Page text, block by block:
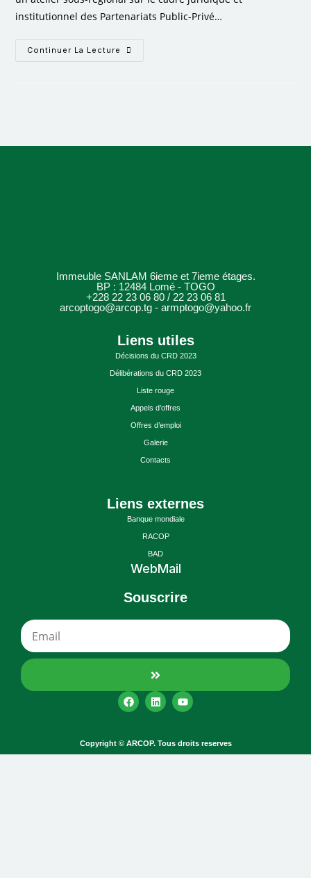
institutionnel des Partenariats Public-Privé…
Continuer La Lecture
Immeuble SANLAM 6ieme et 7ieme étages.
BP : 12484 Lomé - TOGO
+228 22 23 06 80 / 22 23 06 81
arcoptogo@arcop.tg - armptogo@yahoo.fr
Liens utiles
Décisions du CRD 2023
Délibérations du CRD 2023
Liste rouge
Appels d’offres
Offres d’emploi
Galerie
Contacts
Liens externes
Banque mondiale
RACOP
BAD
WebMail
Souscrire
Copyright © ARCOP. Tous droits reserves